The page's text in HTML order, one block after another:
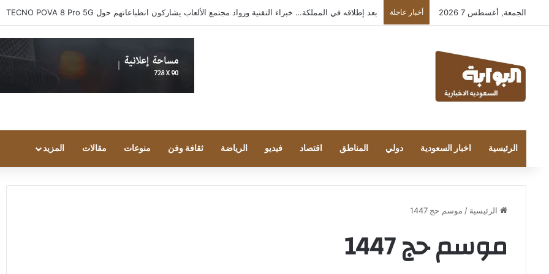
الجمعة, أغسطس 7 2026 أخبار عاجلة بعد إطلاقه في المملكة… خبراء التقنية ورواد مجتمع الألعاب يشاركون انطباعاتهم حول TECNO POVA 8 Pro 5G
الرئيسية اخبار السعودية دولي المناطق اقتصاد فيديو الرياضة ثقافة وفن منوعات مقالات المزيد
الرئيسية / موسم حج 1447
موسم حج 1447